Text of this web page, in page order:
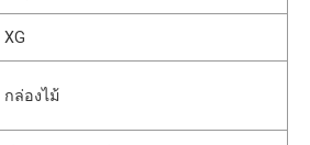
XG
กล่องไม้